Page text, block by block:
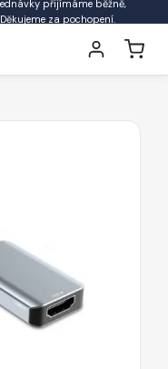
přijímáme běžně,
za pochopení.